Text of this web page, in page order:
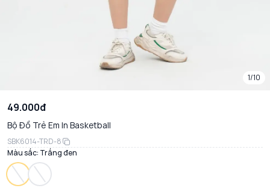
1/10
49.000đ
Bộ Đồ Trẻ Em In Basketball
SBK6014-TRD-8
Màu sắc: Trắng đen